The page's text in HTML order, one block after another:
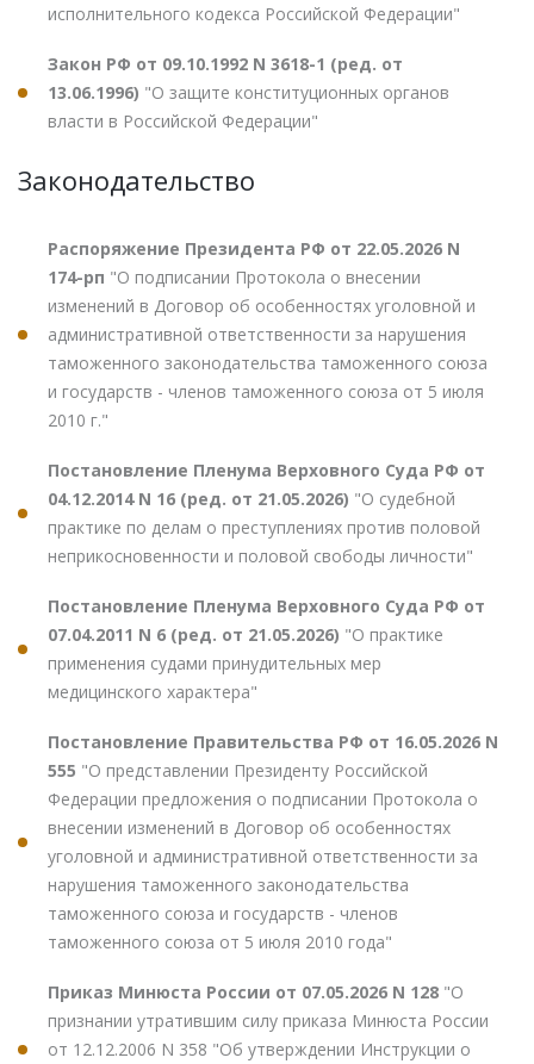
исполнительного кодекса Российской Федерации"
Закон РФ от 09.10.1992 N 3618-1 (ред. от
13.06.1996) "О защите конституционных органов
власти в Российской Федерации"
Законодательство
Распоряжение Президента РФ от 22.05.2026 N
174-рп "О подписании Протокола о внесении
изменений в Договор об особенностях уголовной и
административной ответственности за нарушения
таможенного законодательства таможенного союза
и государств - членов таможенного союза от 5 июля
2010 г."
Постановление Пленума Верховного Суда РФ от
04.12.2014 N 16 (ред. от 21.05.2026) "О судебной
практике по делам о преступлениях против половой
неприкосновенности и половой свободы личности"
Постановление Пленума Верховного Суда РФ от
07.04.2011 N 6 (ред. от 21.05.2026) "О практике
применения судами принудительных мер
медицинского характера"
Постановление Правительства РФ от 16.05.2026 N
555 "О представлении Президенту Российской
Федерации предложения о подписании Протокола о
внесении изменений в Договор об особенностях
уголовной и административной ответственности за
нарушения таможенного законодательства
таможенного союза и государств - членов
таможенного союза от 5 июля 2010 года"
Приказ Минюста России от 07.05.2026 N 128 "О
признании утратившим силу приказа Минюста России
от 12.12.2006 N 358 "Об утверждении Инструкции о